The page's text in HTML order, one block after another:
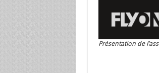
Présentation de